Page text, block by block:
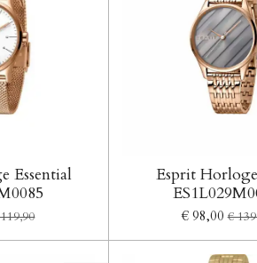
Essential
Esprit
€ 98,00 €